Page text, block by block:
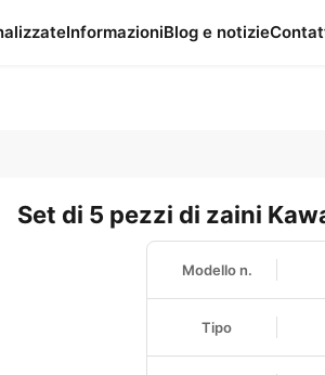
InformazioniBlog e notizie
Set di 5 pezzi di zaini
Modello n.
Tipo